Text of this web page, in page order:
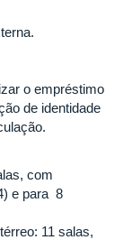
o empréstimo
de identidade
com
e para 8
11 salas,